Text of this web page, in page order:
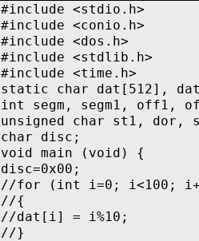
#include <stdio.h>
#include <conio.h>
#include <dos.h>
#include <stdlib.h>
#include <time.h>
static char dat[512],
int segm, segm1, off1,
unsigned char st1, dor,
char disc;
void main (void) {
disc=0x00;
//for (int i=0; i<100;
//{
//dat[i] = i%10;
//}